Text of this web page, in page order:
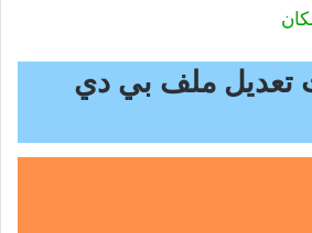
تعديل ملف بي دي